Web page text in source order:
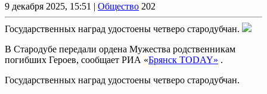
9 декабря 2025, 15:51 | Общество 202
Государственных наград удостоены четверо стародубчан.
В Стародубе передали ордена Мужества родственникам
погибших Героев, сообщает РИА «Брянск TODAY» .
Государственных наград удостоены четверо стародубчан.